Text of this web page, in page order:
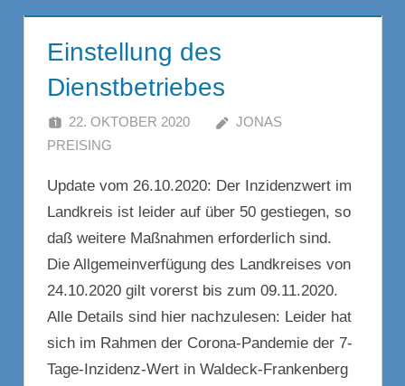
Einstellung des
Dienstbetriebes
22. OKTOBER 2020
JONAS
PREISING
Update vom 26.10.2020: Der Inzidenzwert im
Landkreis ist leider auf über 50 gestiegen, so
daß weitere Maßnahmen erforderlich sind.
Die Allgemeinverfügung des Landkreises von
24.10.2020 gilt vorerst bis zum 09.11.2020.
Alle Details sind hier nachzulesen: Leider hat
sich im Rahmen der Corona-Pandemie der 7-
Tage-Inzidenz-Wert in Waldeck-Frankenberg